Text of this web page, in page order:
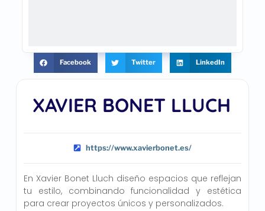
XAVIER BONET LLUCH
https://www.xavierbonet.es/
En Xavier Bonet Lluch diseño espacios que reflejan
tu estilo, combinando funcionalidad y estética
para crear proyectos únicos y personalizados.
Facebook Twitter LinkedIn